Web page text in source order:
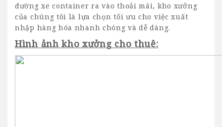
đường xe container ra vào thoải mái, kho xưởng
của chúng tôi là lựa chọn tối ưu cho việc xuất
nhập hàng hóa nhanh chóng và dễ dàng.
Hình ảnh kho xưởng cho thuê: